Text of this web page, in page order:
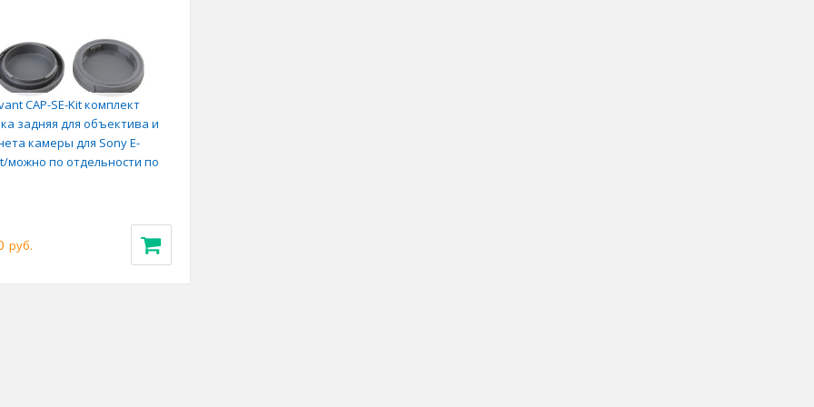
CAP-SE-Kit комплект
задняя для объектива и
камеры для Sony E-
можно по отдельности по
руб.